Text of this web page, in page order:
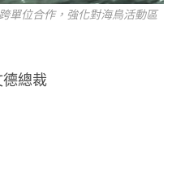
單位合作，強化對海鳥活動區
總裁